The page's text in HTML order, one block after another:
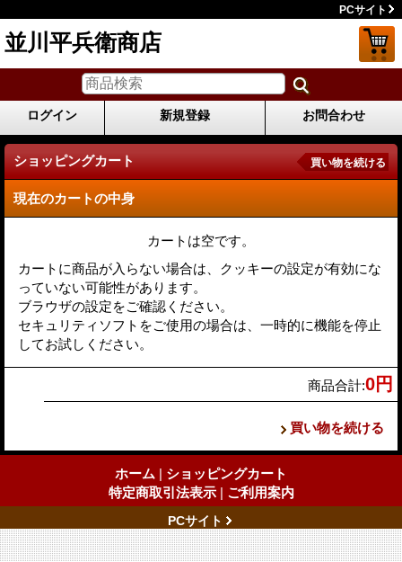
PCサイト
並川平兵衛商店
ログイン 新規登録 お問合わせ
ショッピングカート 買い物を続ける
現在のカートの中身
カートは空です。
カートに商品が入らない場合は、クッキーの設定が有効にな
っていない可能性があります。
ブラウザの設定をご確認ください。
セキュリティソフトをご使用の場合は、一時的に機能を停止
してお試しください。
商品合計:0円
買い物を続ける
ホーム | ショッピングカート
特定商取引法表示 | ご利用案内
PCサイト